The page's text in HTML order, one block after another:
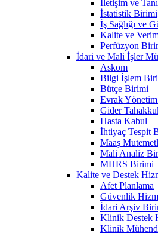
İletişim ve
İstatistik Birimi
İş Sağlığı ve
Kalite ve
Perfüzyon
İdari ve Mali İşler
Askom
Bilgi İşlem
Bütçe Birimi
Evrak
Gider
Hasta Kabul
İhtiyaç Tespit
Maaş
Mali Analiz
MHRS Birimi
Kalite ve Destek
Afet Planlama
Güvenlik
İdari Arşiv
Klinik Destek
Klinik